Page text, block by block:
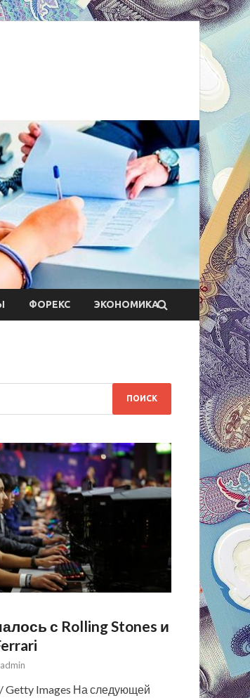
ФОРЕКС ЭКОНОМИКА
с Rolling Stones и
admin
Getty Images На следующей